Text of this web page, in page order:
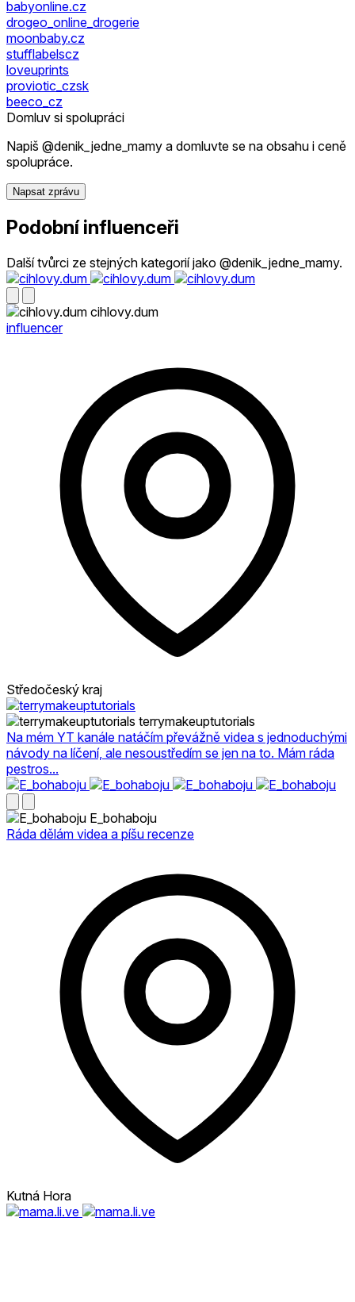
babyonline.cz
drogeo_online_drogerie
moonbaby.cz
stufflabelscz
loveuprints
proviotic_czsk
beeco_cz
Domluv si spolupráci
Napiš @denik_jedne_mamy a domluvte se na obsahu i ceně
spolupráce.
Napsat zprávu
Podobní influenceři
Další tvůrci ze stejných kategorií jako @denik_jedne_mamy.
cihlovy.dum
influencer
Středočeský kraj
terrymakeuptutorials
Na mém YT kanále natáčím převážně videa s jednoduchými
návody na líčení, ale nesoustředím se jen na to. Mám ráda
pestros...
E_bohaboju
Ráda dělám videa a píšu recenze
Kutná Hora